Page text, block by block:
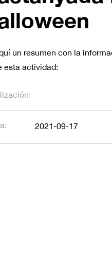
un resumen con la
esta actividad:
2021-09-17